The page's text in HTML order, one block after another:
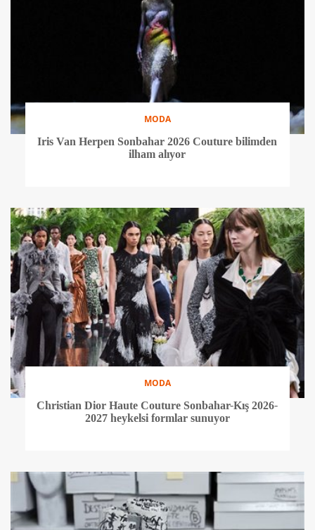
MODA
Iris Van Herpen Sonbahar 2026 Couture bilimden
ilham alıyor
MODA
Christian Dior Haute Couture Sonbahar-Kış 2026-
2027 heykelsi formlar sunuyor